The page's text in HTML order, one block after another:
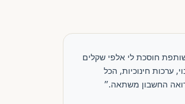
חוסכת לי אלפי שקלים
ערכות חינוכיות, הכל
החשבון משתאה.״